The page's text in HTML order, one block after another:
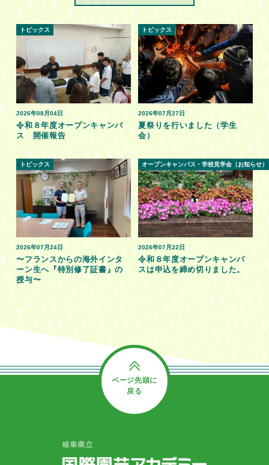
2026年08月04日
トピックス
令和８年度オープンキャンパ
ス 開催報告
2026年07月27日
トピックス
夏祭りを行いました（学生
会）
2026年07月24日
トピックス
〜フランスからの海外インタ
ーン生へ『特別修了証書』の
授与〜
2026年07月22日
オープンキャンパス・学校見学会（お知らせ）
令和８年度オープンキャンパ
スは申込を締め切りました。
ページ先頭に
戻る